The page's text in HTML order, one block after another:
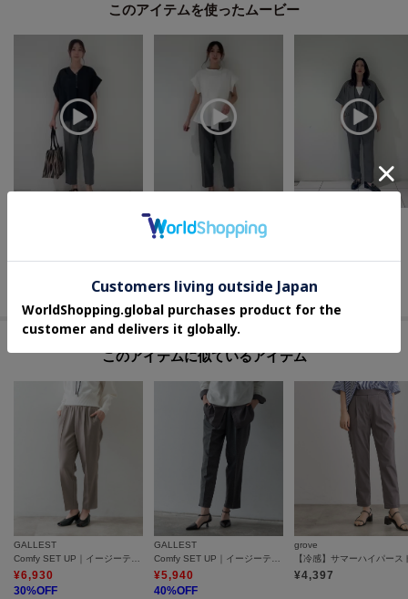
このアイテムを使ったムービー
下関大丸 インディヴィ
shiori
下関大丸 インディヴィ
下関大丸 インディヴィ
このアイテムに似ているアイテム
GALLEST
Comfy SET UP｜イージーテーパードパンツ【セットアップ対応／通勤/カセット服】
¥6,930
30%OFF
GALLEST
Comfy SET UP｜イージーテーパードパンツ【セットアップ対応／通勤／カセット服】
¥5,940
40%OFF
grove
¥4,397